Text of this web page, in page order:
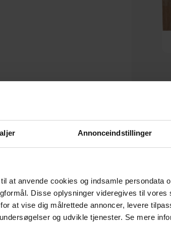
Annonceindstillinger
at anvende cookies og indsamle persondata
Disse oplysninger videregives til vores
at vise dig målrettede annoncer, levere
og udvikle tjenester. Se mere
CERTIFICERET AF E-MÆRKET